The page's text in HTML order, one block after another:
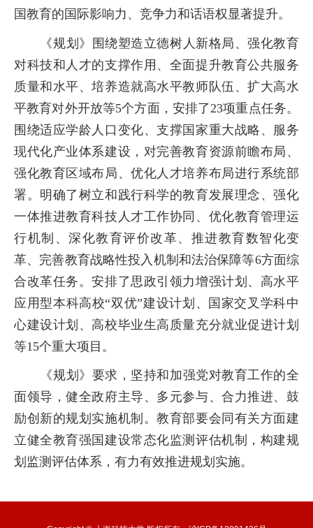
国教育的国际影响力、竞争力和话语权显著提升。
《规划》围绕塑造立德树人新格局、强化教育
对科技和人才的支撑作用、全面提升教育公共服务
质量和水平、培养造就高水平教师队伍、扩大高水
平教育对外开放等5个方面，安排了23项重点任务。
围绕适应学龄人口变化、支撑国家重大战略、服务
现代化产业体系建设，对完善教育资源前瞻布局、
强化教育区域布局、优化人才培养布局进行系统部
署。明确了树立和践行科学的教育发展理念、强化
一体推进教育科技人才工作协同、优化教育管理运
行机制、深化教育评价改革、推进教育数智化变
革、完善教育战略性投入机制和法治保障等6方面综
合改革任务。安排了思政引领力增强计划、高水平
应用型本科高校“双优”建设计划、国家交叉学科中
心建设计划、高校毕业生高质量充分就业促进计划
等15个重大项目。
《规划》要求，坚持和加强党对教育工作的全
面领导，健全政府主导、多元参与、合力推进、鼓
励创新的规划实施机制。教育部要会同有关方面建
立健全教育强国建设常态化监测评估机制，构建规
划监测评估体系，有力有效推进规划实施。